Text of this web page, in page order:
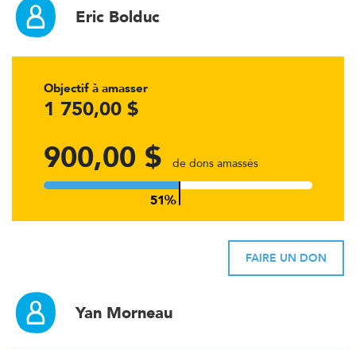
Eric Bolduc
Objectif à amasser
1 750,00 $
900,00 $ de dons amassés
FAIRE UN DON
Yan Morneau